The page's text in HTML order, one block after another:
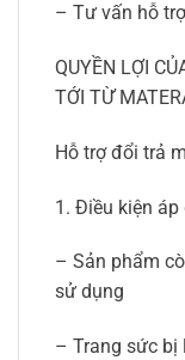
– Tư vấn hỗ
QUYỀN LỢI
TỚI TỪ
Hỗ trợ đổi trả
1. Điều kiện áp
– Sản phẩm
sử dụng
– Trang sức bị